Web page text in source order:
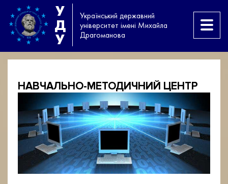
У
Д
У
Український державний
університет імені Михайла
Драгоманова
НАВЧАЛЬНО-МЕТОДИЧНИЙ ЦЕНТР